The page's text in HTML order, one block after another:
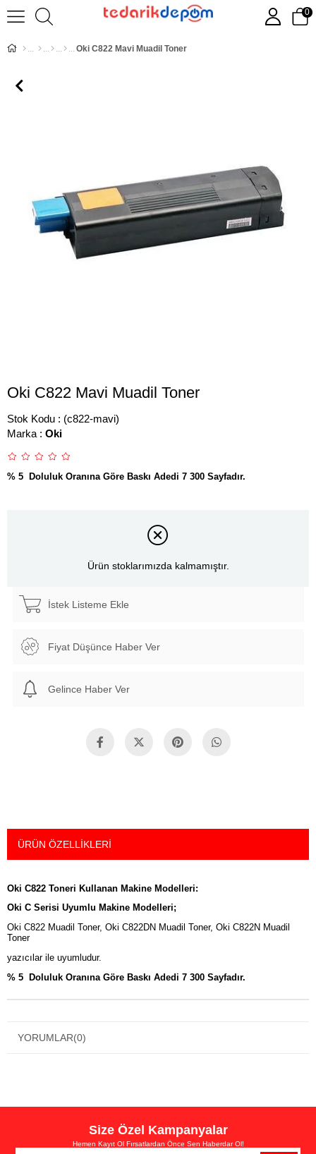
0
Oki C822 Mavi Muadil Toner
Oki C822 Mavi Muadil Toner
Stok Kodu
(c822-mavi)
Marka : Oki
% 5 Doluluk Oranına Göre Baskı Adedi 7 300 Sayfadır.
Ürün stoklarımızda kalmamıştır.
İstek Listeme Ekle
Fiyat Düşünce Haber Ver
Gelince Haber Ver
ÜRÜN ÖZELLIKLERI
Oki C822 Toneri Kullanan Makine Modelleri:
Oki C Serisi Uyumlu Makine Modelleri;
Oki C822 Muadil Toner, Oki C822DN Muadil Toner, Oki C822N Muadil
Toner
yazıcılar ile uyumludur.
% 5 Doluluk Oranına Göre Baskı Adedi 7 300 Sayfadır.
YORUMLAR(0)
Size Özel Kampanyalar
Hemen Kayıt Ol Fırsatlardan Önce Sen Haberdar Ol!